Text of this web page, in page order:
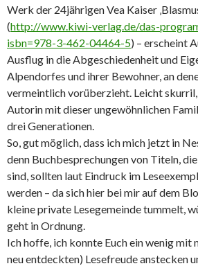
Werk der 24jährigen Vea Kaiser
(http://www.kiwi-verlag.de/das-
isbn=978-3-462-04464-5) – erscheint
Ausflug in die Abgeschiedenheit und
Alpendorfes und ihrer Bewohner, an
vermeintlich vorüberzieht. Leicht
Autorin mit dieser ungewöhnlichen
drei Generationen.
So, gut möglich, dass ich mich jetzt in
denn Buchbesprechungen von Titeln,
sind, sollten laut Eindruck im
werden – da sich hier bei mir auf dem
kleine private Lesegemeinde tummelt,
geht in Ordnung.
Ich hoffe, ich konnte Euch ein wenig mit
neu entdeckten) Lesefreude anstecken